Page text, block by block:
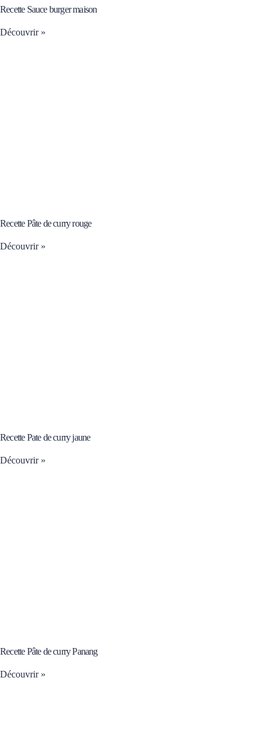
Recette Sauce burger maison
Découvrir »
Recette Pâte de curry rouge
Découvrir »
Recette Pate de curry jaune
Découvrir »
Recette Pâte de curry Panang
Découvrir »